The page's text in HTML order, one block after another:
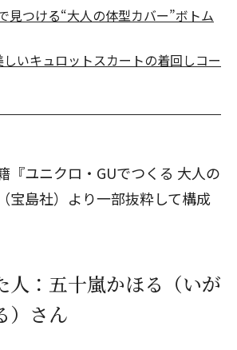
見つける“大人の体型カバー”ボトム
いキュロットスカートの着回しコー
『ユニクロ・GUでつくる 大人の
宝島社）より一部抜粋して構成
人：五十嵐かほる（いが
）さん